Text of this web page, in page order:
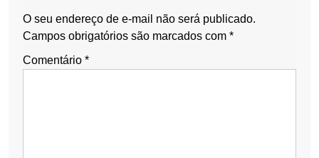
O seu endereço de e-mail não será publicado.
Campos obrigatórios são marcados com *
Comentário *